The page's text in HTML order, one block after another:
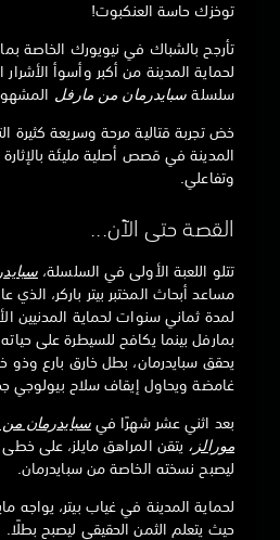
توخزك حاسة العنكبوت!
تأرجح بالشباك في نيويورك الخاصة
لحماية المدينة من أكبر وأسوأ الأشرار
سلسلةسبايدرمان من مارفل
خض تجربة قتالية مرحة وسريعة كثيرة
المدينة في قصص أصلية مليئة بالإثارة
وتفاعلي.
القصة حتى الآن...
تتلو اللعبة الأولى في السلسلة،
مساعد أبحاث المختبر بيتر باركر، الذي
لمدة ثماني سنوات لحماية المدنيين
بمارفل بينما يكافح للسيطرة على
يحقق سبايدرمان، بطل خارق بارع وذو
غامضة ويحاول إيقاف سلاح بيولوجي
بعد اثني عشر شهرًا فيسبايدرمان من
مورالز،يتقن المراهق مايلز، على خطى
ليصبح نسخته الخاصة من سبايدرمان.
لحماية المدينة في غياب بيتر، يواجه
حيث يتعلم الثمن الحقيقي ليصبح بطلًا.